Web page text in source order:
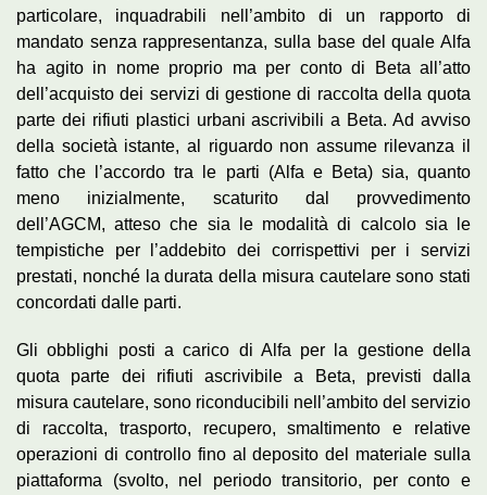
particolare, inquadrabili nell’ambito di un rapporto di
mandato senza rappresentanza, sulla base del quale Alfa
ha agito in nome proprio ma per conto di Beta all’atto
dell’acquisto dei servizi di gestione di raccolta della quota
parte dei rifiuti plastici urbani ascrivibili a Beta. Ad avviso
della società istante, al riguardo non assume rilevanza il
fatto che l’accordo tra le parti (Alfa e Beta) sia, quanto
meno inizialmente, scaturito dal provvedimento
dell’AGCM, atteso che sia le modalità di calcolo sia le
tempistiche per l’addebito dei corrispettivi per i servizi
prestati, nonché la durata della misura cautelare sono stati
concordati dalle parti.
Gli obblighi posti a carico di Alfa per la gestione della
quota parte dei rifiuti ascrivibile a Beta, previsti dalla
misura cautelare, sono riconducibili nell’ambito del servizio
di raccolta, trasporto, recupero, smaltimento e relative
operazioni di controllo fino al deposito del materiale sulla
piattaforma (svolto, nel periodo transitorio, per conto e